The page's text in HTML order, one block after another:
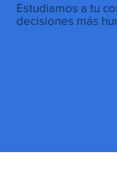
Estudiamos a tu
decisiones más